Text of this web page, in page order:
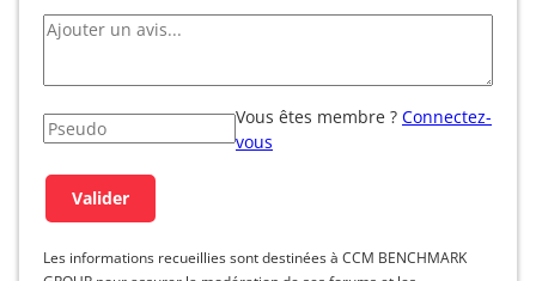
Vous êtes membre ? Connectez-
vous
Les informations recueillies sont destinées à CCM BENCHMARK